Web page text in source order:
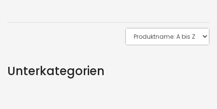
Unterkategorien